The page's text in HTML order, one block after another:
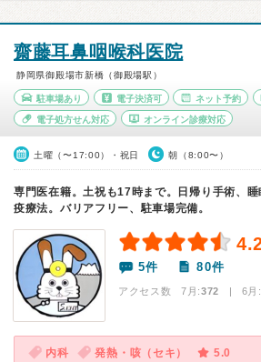
齋藤耳鼻咽喉科医院
静岡県御殿場市新橋（御殿場駅）
駐車場あり 電子決済可 ネット予約
電子処方せん対応 オンライン診療対応
土曜（〜17:00）・祝日 朝（8:00〜）
専門医在籍。土祝も17時まで。日帰り手術、
疫療法。バリアフリー、駐車場完備。
5件 80件
アクセス数 7月:372 | 6月:
内科 発熱・咳（セキ）
5.0